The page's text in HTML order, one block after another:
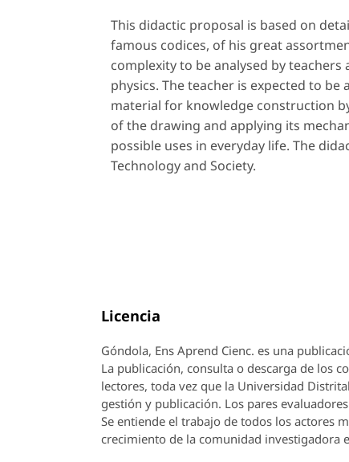
This didactic proposal is based on
famous codices, of his great
complexity to be analysed by
physics. The teacher is expected to
material for knowledge construction
of the drawing and applying its
possible uses in everyday life. The
Technology and Society.
Licencia
Góndola, Ens Aprend Cienc. es una
La publicación, consulta o descarga de los
lectores, toda vez que la Universidad
gestión y publicación. Los pares
Se entiende el trabajo de todos los actores
crecimiento de la comunidad investigadora